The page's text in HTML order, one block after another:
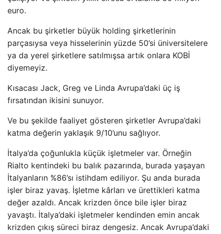
euro.
Ancak bu şirketler büyük holding şirketlerinin
parçasıysa veya hisselerinin yüzde 50’si üniversitelere
ya da yerel şirketlere satılmışsa artık onlara KOBİ
diyemeyiz.
Kısacası Jack, Greg ve Linda Avrupa’daki üç iş
fırsatından ikisini sunuyor.
Ve bu şekilde faaliyet gösteren şirketler Avrupa’daki
katma değerin yaklaşık 9/10’unu sağlıyor.
İtalya’da çoğunlukla küçük işletmeler var. Örneğin
Rialto kentindeki bu balık pazarında, burada yaşayan
İtalyanların %86’sı istihdam ediliyor. Şu anda burada
işler biraz yavaş. İşletme kârları ve ürettikleri katma
değer azaldı. Ancak krizden önce bile işler biraz
yavaştı. İtalya’daki işletmeler kendinden emin ancak
krizden çıkış süreci biraz dengesiz. Ancak Avrupa’daki